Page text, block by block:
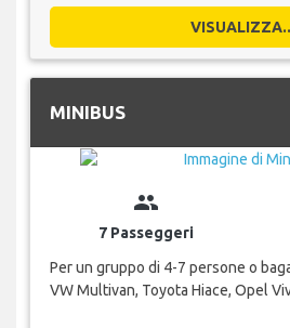
MINIBUS
group
7 Passeggeri
Per un gruppo di 4-7 persone o
VW Multivan, Toyota Hiace, Opel